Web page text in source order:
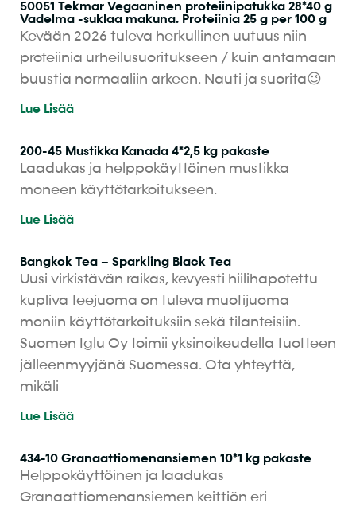
50051 Tekmar Vegaaninen proteiinipatukka 28*40 g
Vadelma -suklaa makuna. Proteiinia 25 g per 100 g
Kevään 2026 tuleva herkullinen uutuus niin
proteiinia urheilusuoritukseen / kuin antamaan
buustia normaaliin arkeen. Nauti ja suorita😉
Lue Lisää
200-45 Mustikka Kanada 4*2,5 kg pakaste
Laadukas ja helppokäyttöinen mustikka
moneen käyttötarkoitukseen.
Lue Lisää
Bangkok Tea – Sparkling Black Tea
Uusi virkistävän raikas, kevyesti hiilihapotettu
kupliva teejuoma on tuleva muotijuoma
moniin käyttötarkoituksiin sekä tilanteisiin.
Suomen Iglu Oy toimii yksinoikeudella tuotteen
jälleenmyyjänä Suomessa. Ota yhteyttä,
mikäli
Lue Lisää
434-10 Granaattiomenansiemen 10*1 kg pakaste
Helppokäyttöinen ja laadukas
Granaattiomenansiemen keittiön eri